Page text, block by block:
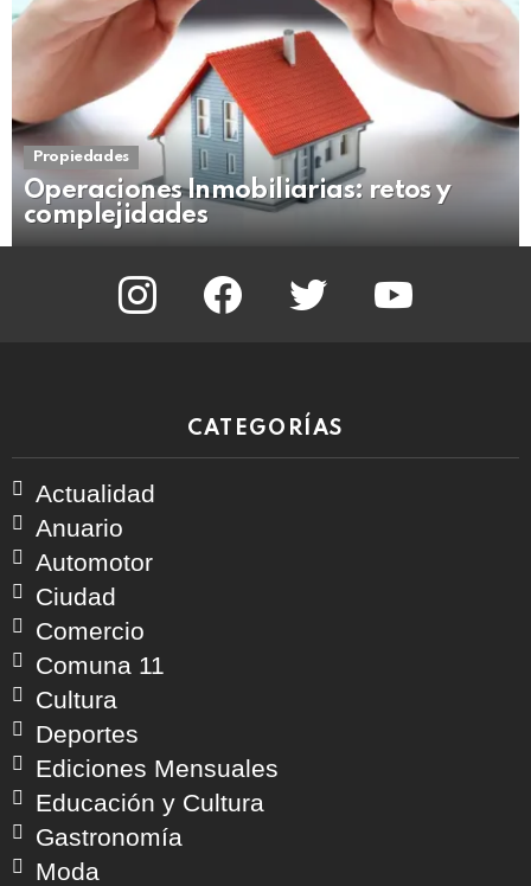
Propiedades
Operaciones Inmobiliarias: retos y
complejidades
instagram facebook twitter
CATEGORÍAS
Actualidad
Anuario
Automotor
Ciudad
Comercio
Comuna 11
Cultura
Deportes
Ediciones Mensuales
Educación y Cultura
Gastronomía
Moda